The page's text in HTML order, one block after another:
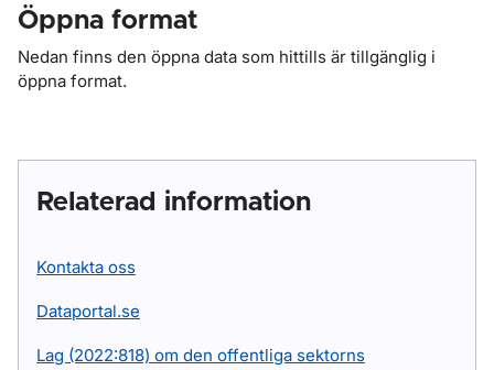
Öppna format
Nedan finns den öppna data som hittills är tillgänglig i
öppna format.
Relaterad information
Kontakta oss
Dataportal.se
Lag (2022:818) om den offentliga sektorns